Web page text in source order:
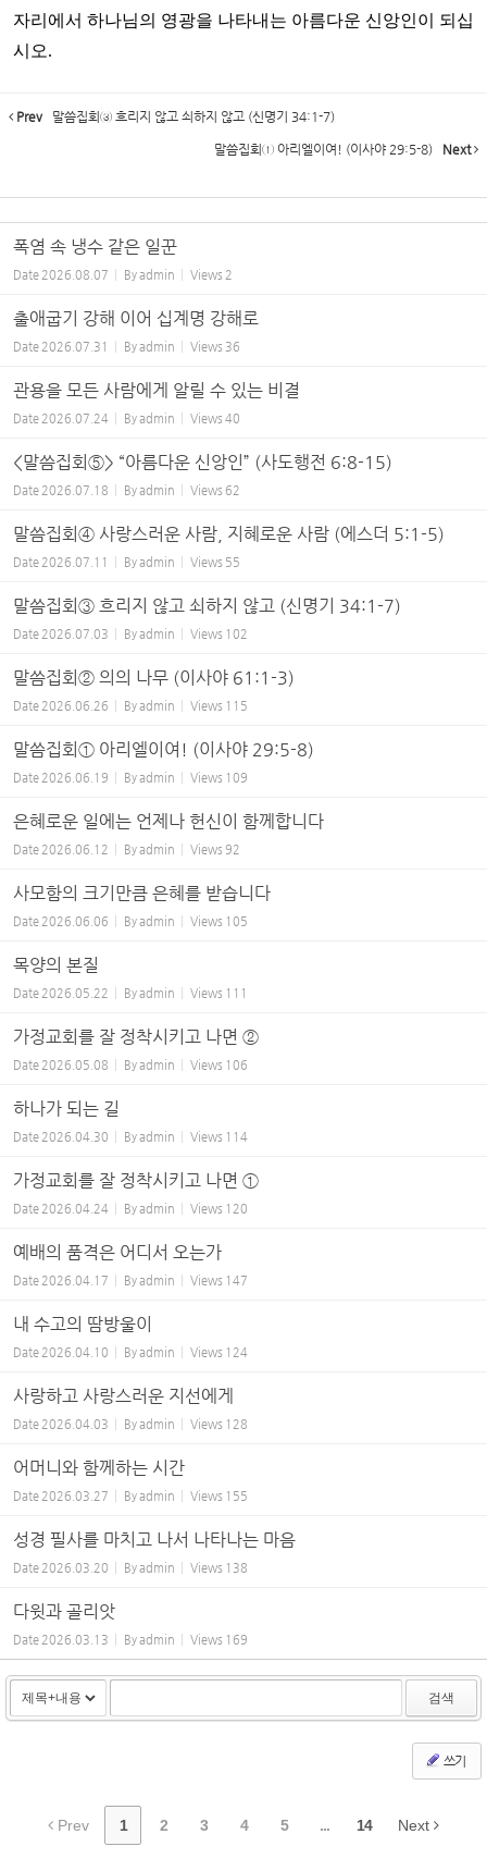
자리에서 하나님의 영광을 나타내는 아름다운 신앙인이 되십
시오.
Prev 말씀집회③ 흐리지 않고 쇠하지 않고 (신명기 34:1-7)
말씀집회① 아리엘이여! (이사야 29:5-8) Next
폭염 속 냉수 같은 일꾼
Date 2026.08.07 Byadmin Views 2
출애굽기 강해 이어 십계명 강해로
Date 2026.07.31 Byadmin Views 36
관용을 모든 사람에게 알릴 수 있는 비결
Date 2026.07.24 Byadmin Views 40
<말씀집회⑤> “아름다운 신앙인” (사도행전 6:8-15)
Date 2026.07.18 Byadmin Views 62
말씀집회④ 사랑스러운 사람, 지혜로운 사람 (에스더 5:1-5)
Date 2026.07.11 Byadmin Views 55
말씀집회③ 흐리지 않고 쇠하지 않고 (신명기 34:1-7)
Date 2026.07.03 Byadmin Views 102
말씀집회② 의의 나무 (이사야 61:1-3)
Date 2026.06.26 Byadmin Views 115
말씀집회① 아리엘이여! (이사야 29:5-8)
Date 2026.06.19 Byadmin Views 109
은혜로운 일에는 언제나 헌신이 함께합니다
Date 2026.06.12 Byadmin Views 92
사모함의 크기만큼 은혜를 받습니다
Date 2026.06.06 Byadmin Views 105
목양의 본질
Date 2026.05.22 Byadmin Views 111
가정교회를 잘 정착시키고 나면 ②
Date 2026.05.08 Byadmin Views 106
하나가 되는 길
Date 2026.04.30 Byadmin Views 114
가정교회를 잘 정착시키고 나면 ①
Date 2026.04.24 Byadmin Views 120
예배의 품격은 어디서 오는가
Date 2026.04.17 Byadmin Views 147
내 수고의 땀방울이
Date 2026.04.10 Byadmin Views 124
사랑하고 사랑스러운 지선에게
Date 2026.04.03 Byadmin Views 128
어머니와 함께하는 시간
Date 2026.03.27 Byadmin Views 155
성경 필사를 마치고 나서 나타나는 마음
Date 2026.03.20 Byadmin Views 138
다윗과 골리앗
Date 2026.03.13 Byadmin Views 169
검색
쓰기
Prev 1 2 3 4 5 ... 14 Next